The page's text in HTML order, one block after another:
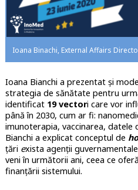
Ioana Binachi, External Affairs
Ioana Bianchi a prezentat și
strategia de sănătate pentru
identificat 19 vectori care vor
până în 2030, cum ar fi:
imunoterapia, vaccinarea, datele
Bianchi a explicat conceptul de
țări exista agenții
veni în următorii ani, ceea ce
finanțării sistemului.